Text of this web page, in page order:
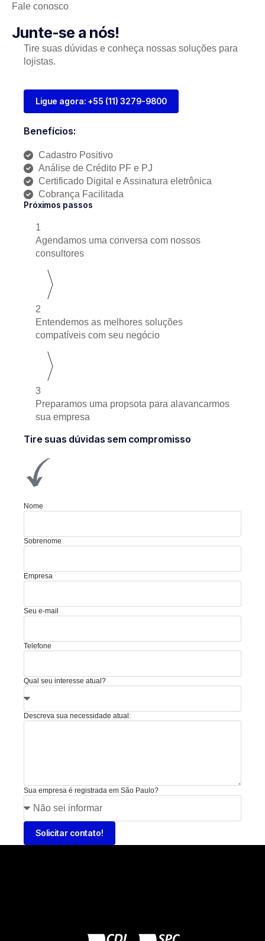
Fale conosco
Junte-se a nós!
Tire suas dúvidas e conheça nossas soluções para
lojistas.
Ligue agora: +55 (11) 3279-9800
Benefícios:
Cadastro Positivo
Análise de Crédito PF e PJ
Certificado Digital e Assinatura eletrônica
Cobrança Facilitada
Próximos passos
1
Agendamos uma conversa com nossos
consultores
2
Entendemos as melhores soluções
compatíveis com seu negócio
3
Preparamos uma propsota para alavancarmos
sua empresa
Tire suas dúvidas sem compromisso
Nome
Sobrenome
Empresa
Seu e-mail
Telefone
Qual seu interesse atual?
Descreva sua necessidade atual:
Sua empresa é registrada em São Paulo?
Solicitar contato!